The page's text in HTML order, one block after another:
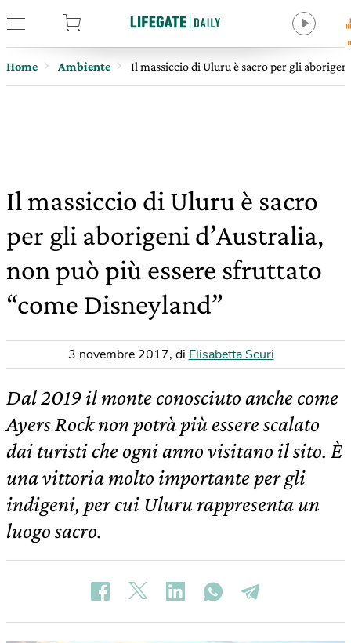
Home Ambiente Il massiccio di Uluru è sacro per gli
Il massiccio di Uluru è sacro
per gli aborigeni d’Australia,
non può più essere sfruttato
“come Disneyland”
3 novembre 2017, di Elisabetta Scuri
Dal 2019 il monte conosciuto anche come
Ayers Rock non potrà più essere scalato
dai turisti che ogni anno visitano il sito. È
una vittoria molto importante per gli
indigeni, per cui Uluru rappresenta un
luogo sacro.